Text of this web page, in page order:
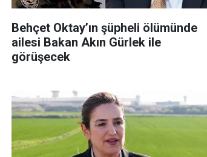
Behçet Oktay’ın şüpheli ölümünde
ailesi Bakan Akın Gürlek ile
görüşecek